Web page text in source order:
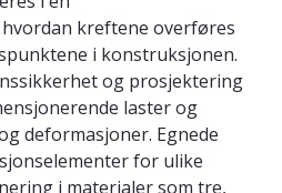
kreftene overføres
i konstruksjonen.
og prosjektering
laster og
deformasjoner. Egnede
for ulike
i materialer som tre,